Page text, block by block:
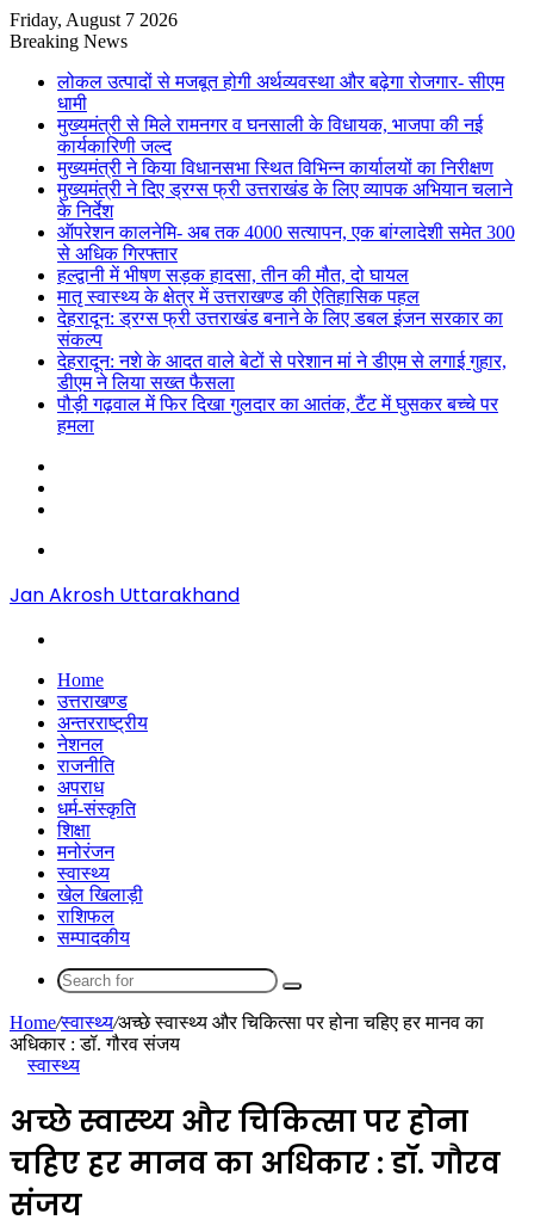
Friday, August 7 2026
Breaking News
लोकल उत्पादों से मजबूत होगी अर्थव्यवस्था और बढ़ेगा रोजगार- सीएम
धामी
मुख्यमंत्री से मिले रामनगर व घनसाली के विधायक, भाजपा की नई
कार्यकारिणी जल्द
मुख्यमंत्री ने किया विधानसभा स्थित विभिन्न कार्यालयों का निरीक्षण
मुख्यमंत्री ने दिए ड्रग्स फ्री उत्तराखंड के लिए व्यापक अभियान चलाने
के निर्देश
ऑपरेशन कालनेमि- अब तक 4000 सत्यापन, एक बांग्लादेशी समेत 300
से अधिक गिरफ्तार
हल्द्वानी में भीषण सड़क हादसा, तीन की मौत, दो घायल
मातृ स्वास्थ्य के क्षेत्र में उत्तराखण्ड की ऐतिहासिक पहल
देहरादून: ड्रग्स फ्री उत्तराखंड बनाने के लिए डबल इंजन सरकार का
संकल्प
देहरादून: नशे के आदत वाले बेटों से परेशान मां ने डीएम से लगाई गुहार,
डीएम ने लिया सख्त फैसला
पौड़ी गढ़वाल में फिर दिखा गुलदार का आतंक, टैंट में घुसकर बच्चे पर
हमला
Jan Akrosh Uttarakhand
Home
उत्तराखण्ड
अन्तरराष्ट्रीय
नेशनल
राजनीति
अपराध
धर्म-संस्कृति
शिक्षा
मनोरंजन
स्वास्थ्य
खेल खिलाड़ी
राशिफल
सम्पादकीय
Search
Home/स्वास्थ्य/अच्छे स्वास्थ्य और चिकित्सा पर होना चहिए हर मानव का
अधिकार : डॉ. गौरव संजय
स्वास्थ्य
अच्छे स्वास्थ्य और चिकित्सा पर होना
चहिए हर मानव का अधिकार : डॉ. गौरव
संजय